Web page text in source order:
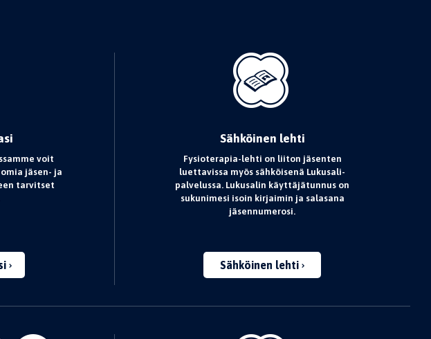
voit
jäsen- ja
tarvitset
Sähköinen lehti
Fysioterapia-lehti on liiton jäsenten
luettavissa myös sähköisenä Lukusali-
palvelussa. Lukusalin käyttäjätunnus on
sukunimesi isoin kirjaimin ja salasana
jäsennumerosi.
Sähköinen lehti